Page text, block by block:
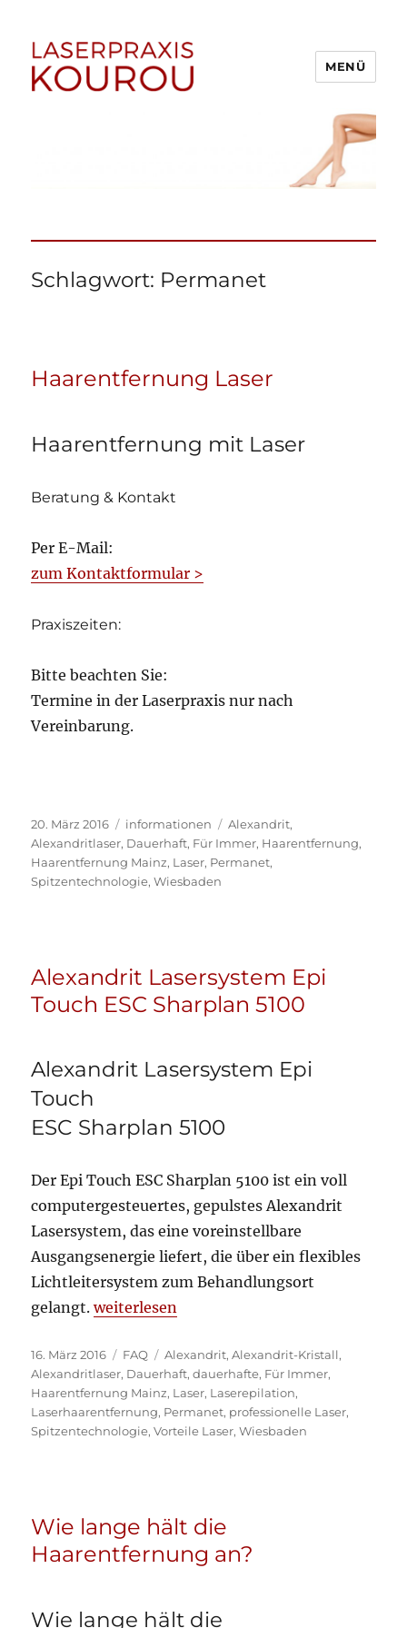
Dauerhafte Haarentfernung
MENÜ
Schlagwort: Permanet
Haarentfernung Laser
Haarentfernung mit Laser
Beratung & Kontakt
Per E-Mail:
zum Kontaktformular >
Praxiszeiten:
Bitte beachten Sie:
Termine in der Laserpraxis nur nach
Vereinbarung.
Veröffentlicht
am
20. März 2016 Kategorien
informationen Schlagwörter
Alexandrit,
Alexandritlaser, Dauerhaft, Für Immer, Haarentfernung,
Haarentfernung Mainz, Laser, Permanet,
Spitzentechnologie,Wiesbaden
Alexandrit Lasersystem Epi
Touch ESC Sharplan 5100
Alexandrit Lasersystem Epi
Touch
ESC Sharplan 5100
Der Epi Touch ESC Sharplan 5100 ist ein voll
computergesteuertes, gepulstes Alexandrit
Lasersystem, das eine voreinstellbare
Ausgangsenergie liefert, die über ein flexibles
Lichtleitersystem zum Behandlungsort
gelangt.„Alexandrit Lasersystem Epi Touch ESC
weiterlesen
Veröffentlicht
am
16. März 2016 Kategorien
FAQ Schlagwörter
Alexandrit,Alexandrit-Kristall,
Alexandritlaser, Dauerhaft,dauerhafte, Für Immer,
Haarentfernung Mainz, Laser, Laserepilation,
Laserhaarentfernung, Permanet, professionelle Laser,
Spitzentechnologie,Vorteile Laser,Wiesbaden
Wie lange hält die
Haarentfernung an?
Wie lange hält die